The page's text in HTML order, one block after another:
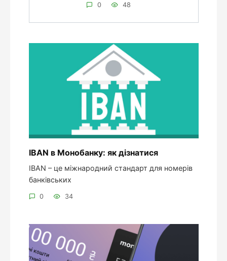
0 48
IBAN в Монобанку: як дізнатися
IBAN – це міжнародний стандарт для номерів
банківських
0 34